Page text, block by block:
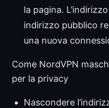
la pagina.
indirizzo pubblico
una nuova
Come NordVPN
per la privacy
Nascondere